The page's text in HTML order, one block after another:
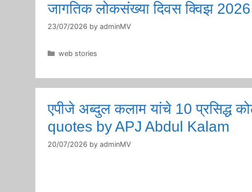
जागतिक लोकसंख्या दिवस क्विझ 2026
23/07/2026 by adminMV
Categories
web stories
एपीजे अब्दुल कलाम यांचे 10
quotes by APJ Abdul Kalam
20/07/2026 by adminMV